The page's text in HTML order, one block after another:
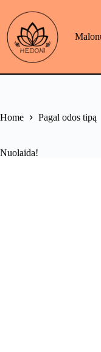
content
Home Pagal odos tipą
Nuolaida!